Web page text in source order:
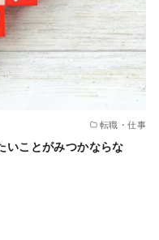
転職・仕事
いことがみつかならな